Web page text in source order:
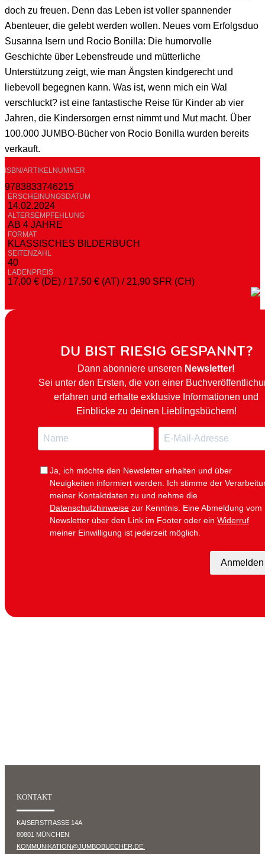
doch zu freuen. Denn das Leben ist voller spannender
Abenteuer, die gelebt werden wollen. Neues vom Erfolgsduo
Susanna Isern und Rocio Bonilla: Die humorvolle
Geschichte über Lebensfreude und mütterliche
Unterstützung zeigt, wie man Ängsten kindgerecht und
liebevoll begegnen kann. Was ist, wenn mich ein Wal
verschluckt? ist eine fantastische Reise für Kinder ab vier
Jahren, die Kindersorgen ernst nimmt und Mut macht. Über
100.000 JUMBO-Bücher von Rocio Bonilla wurden bereits
verkauft.
ISBN/ARTIKELNUMMER
9783833746215
ERSCHEINUNGSDATUM
14.02.2024
ALTERSEMPFEHLUNG
AB 4 JAHRE
FORMAT
KLASSISCHES BILDERBUCH
SEITENZAHL
40
LADENPREIS
17,00 € (DE) / 17,50 € (AT) / 21,90 SFR (CH)
DU BIST RIESIG GESPANNT?
Dann abonniere unseren Newsletter!
Sei unter den Ersten, die von einer
erfahren und erhalte exklusive Informationen und
Einblicke zu deinen Lieblingsbüchern!
m
M
l
Ja, ich möchte den Newsletter erhalten und über
Neuigkeiten informiert werden. Ich stimme der
meiner Kontaktdaten zu und nehme die
Datenschutzhinweise zur Kenntnis. Eine Abmeldung vom
Newsletter über den Link im Footer oder ein Widerruf
meiner Einwilligung ist jederzeit möglich.
Anmelden
KONTAKT
KAISERSTRASSE 14A
80801 MÜNCHEN
KOMMUNIKATION@JUMBOBUECHER.DE